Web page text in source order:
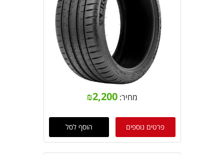
מחיר: ₪2,200
פרטים נוספים הוסף לסל